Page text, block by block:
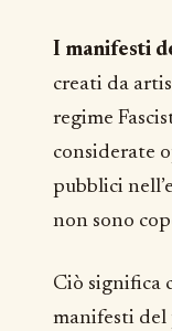
I manifesti
creati da
regime
considerate
pubblici
non sono
Ciò significa
manifesti del